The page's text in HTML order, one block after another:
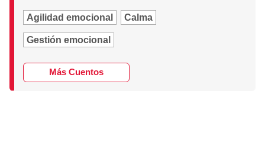
Agilidad emocional Calma
Gestión emocional
Más Cuentos